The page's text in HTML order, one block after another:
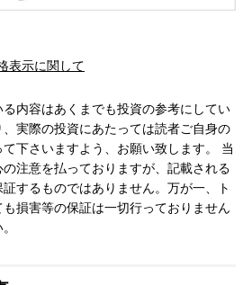
表示に関して
内容はあくまでも投資の参考にしてい
実際の投資にあたっては読者ご自身の
下さいますよう、お願い致します。 当
注意を払っておりますが、記載される
するものではありません。万が一、ト
損害等の保証は一切行っておりません